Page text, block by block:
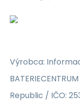
Výrobca:
Republic / IČO: